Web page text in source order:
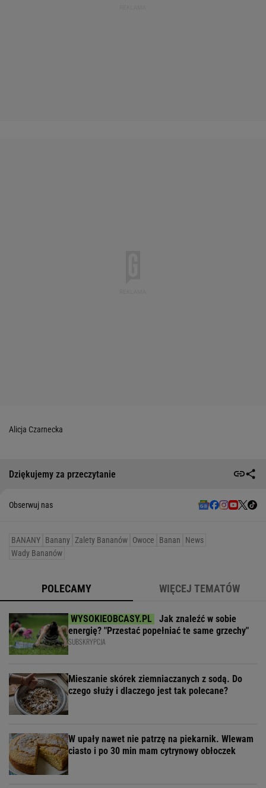
Alicja Czarnecka
Dziękujemy za przeczytanie
Obserwuj nas
BANANY Banany Zalety Bananów Owoce Banan
News
Wady Bananów
POLECAMY WIĘCEJ TEMATÓW
Jak znaleźć w sobie
energię? "Przestać popełniać te same grzechy"
SUBSKRYPCJA
Mieszanie skórek ziemniaczanych z sodą. Do
czego służy i dlaczego jest tak polecane?
W upały nawet nie patrzę na piekarnik. Wlewam
ciasto i po 30 min mam cytrynowy obłoczek